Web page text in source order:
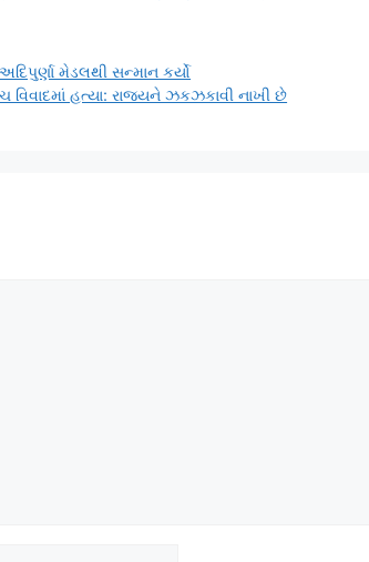
મેડલથી સન્માન કર્યો
હત્યા: રાજ્યને ઝકઝકાવી નાખી છે